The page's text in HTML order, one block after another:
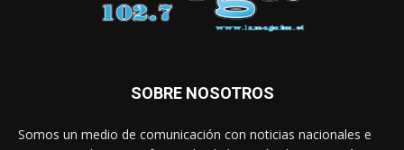
SOBRE NOSOTROS
Somos un medio de comunicación con noticias nacionales e